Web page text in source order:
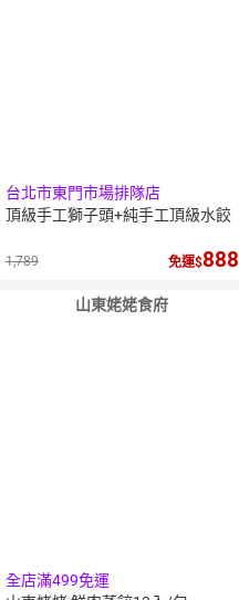
台北市東門市場排隊店
頂級手工獅子頭+純手工頂級水餃
1,789 免運 888
山東姥姥食府
全店滿499免運